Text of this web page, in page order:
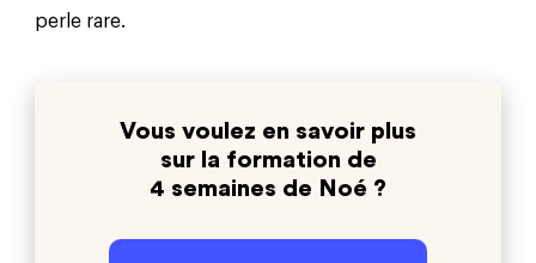
perle rare.
Vous voulez en savoir plus
sur la formation de
4 semaines de Noé ?